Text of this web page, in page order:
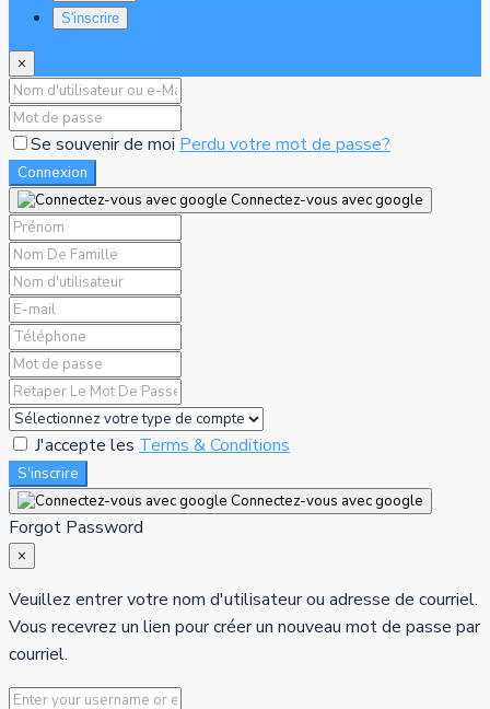
S'inscrire
×
Se souvenir de moi Perdu votre mot de passe?
Connexion
Connectez-vous avec google
J'accepte les Terms & Conditions
S'inscrire
Connectez-vous avec google
Forgot Password
×
Veuillez entrer votre nom d'utilisateur ou adresse de courriel.
Vous recevrez un lien pour créer un nouveau mot de passe par
courriel.